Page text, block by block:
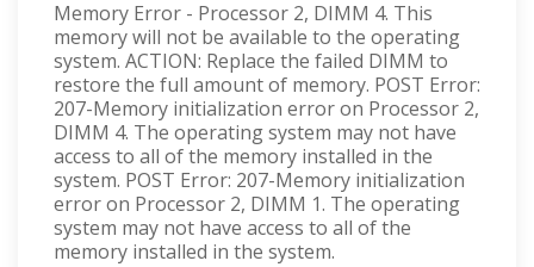
Memory Error - Processor 2, DIMM 4. This
memory will not be available to the operating
system. ACTION: Replace the failed DIMM to
restore the full amount of memory. POST Error:
207-Memory initialization error on Processor 2,
DIMM 4. The operating system may not have
access to all of the memory installed in the
system. POST Error: 207-Memory initialization
error on Processor 2, DIMM 1. The operating
system may not have access to all of the
memory installed in the system.